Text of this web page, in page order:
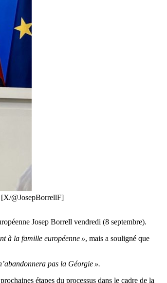
[X/@JosepBorrellF]
Josep Borrell vendredi (8 septembre).
à la famille européenne », mais a souligné que
pas la Géorgie ».
étapes du processus dans le cadre de la